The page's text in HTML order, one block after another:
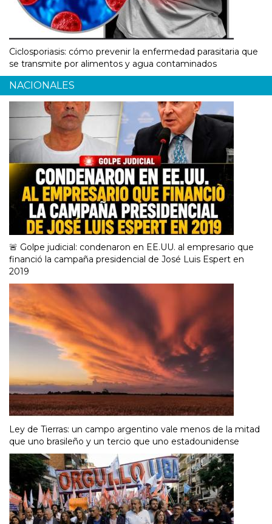
Ciclosporiasis: cómo prevenir la enfermedad parasitaria que
se transmite por alimentos y agua contaminados
NACIONALES
🚨 Golpe judicial: condenaron en EE.UU. al empresario que
financió la campaña presidencial de José Luis Espert en
2019
Ley de Tierras: un campo argentino vale menos de la mitad
que uno brasileño y un tercio que uno estadounidense